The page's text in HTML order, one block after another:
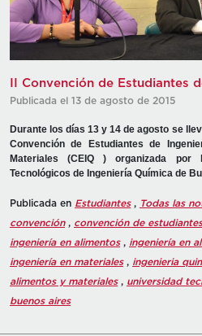
II Convención de Estudiantes
Publicada el 13 de agosto de 2015
Durante los días 13 y 14 de agosto se
Convención de Estudiantes de
Materiales (CEIQ ) organizada por
Tecnológicos de Ingeniería Química de
Publicada en Estudiantes, Todas las
convención, convención de estudiantes
ingeniería en alimentos, ingeniería en
ingeniería en materiales, ingenieria
alimentos y materiales, universidad
buenos aires